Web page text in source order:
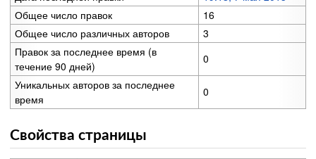
Общее число правок
16
Общее число различных авторов
3
Правок за последнее время (в
течение 90 дней)
0
Уникальных авторов за последнее
время
0
Свойства страницы